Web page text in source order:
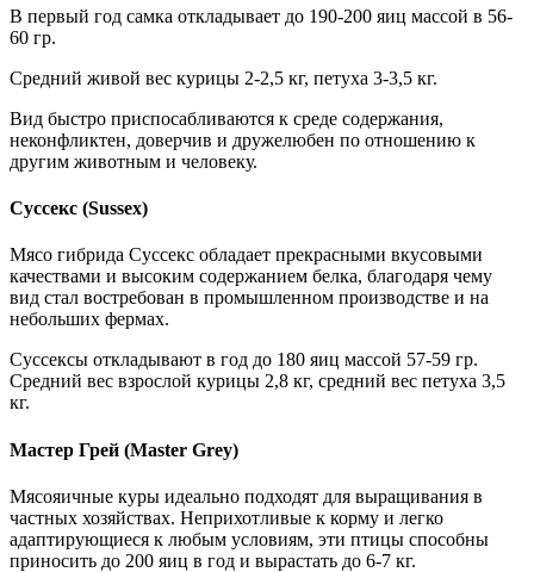
В первый год самка откладывает до 190-200 яиц массой в 56-
60 гр.
Средний живой вес курицы 2-2,5 кг, петуха 3-3,5 кг.
Вид быстро приспосабливаются к среде содержания,
неконфликтен, доверчив и дружелюбен по отношению к
другим животным и человеку.
Суссекс (Sussex)
Мясо гибрида Суссекс обладает прекрасными вкусовыми
качествами и высоким содержанием белка, благодаря чему
вид стал востребован в промышленном производстве и на
небольших фермах.
Суссексы откладывают в год до 180 яиц массой 57-59 гр.
Средний вес взрослой курицы 2,8 кг, средний вес петуха 3,5
кг.
Мастер Грей (Master Grey)
Мясояичные куры идеально подходят для выращивания в
частных хозяйствах. Неприхотливые к корму и легко
адаптирующиеся к любым условиям, эти птицы способны
приносить до 200 яиц в год и вырастать до 6-7 кг.